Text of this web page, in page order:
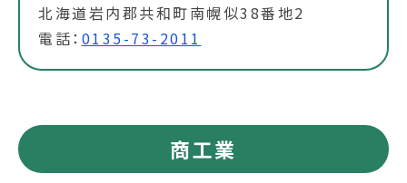
北海道岩内郡共和町南幌似38番地2
電話： 0135-73-2011
商工業